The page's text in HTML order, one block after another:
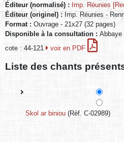
Éditeur (normalisé) : Imp. Réunies
Éditeur (originel) : Imp. Réunies -
Format : Ouvrage - 21x27 (32 pages)
Disponible à la consultation : Abbaye
cote : 44-121
voir en PDF
Liste des chants
Skol ar biniou (Réf. C-02989)